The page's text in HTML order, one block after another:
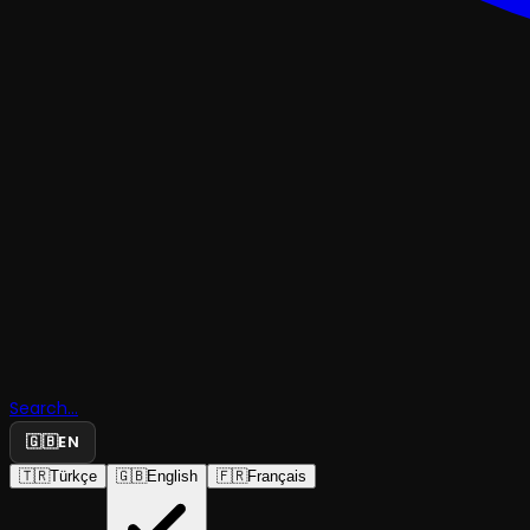
Search...
🇬🇧EN
🇹🇷Türkçe 🇬🇧English 🇫🇷Français